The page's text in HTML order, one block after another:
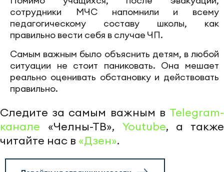
сотрудники МЧС напомнили и всему
педагогическому составу школы, как
правильно вести себя в случае ЧП.
Самым важным было объяснить детям, в любой
ситуации не стоит паниковать. Она мешает
реально оценивать обстановку и действовать
правильно.
Следите за самым важным в Telegram-
канале «Челны-ТВ», Youtube, а также
читайте нас в «Дзен».